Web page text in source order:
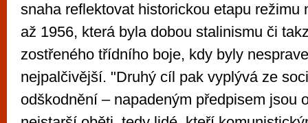
snaha reflektovat historickou etapu režimu
až 1956, která byla dobou stalinismu či
zostřeného třídního boje, kdy byly
nejpalčivější. "Druhý cíl pak vyplývá ze
odškodnění – napadeným předpisem jsou